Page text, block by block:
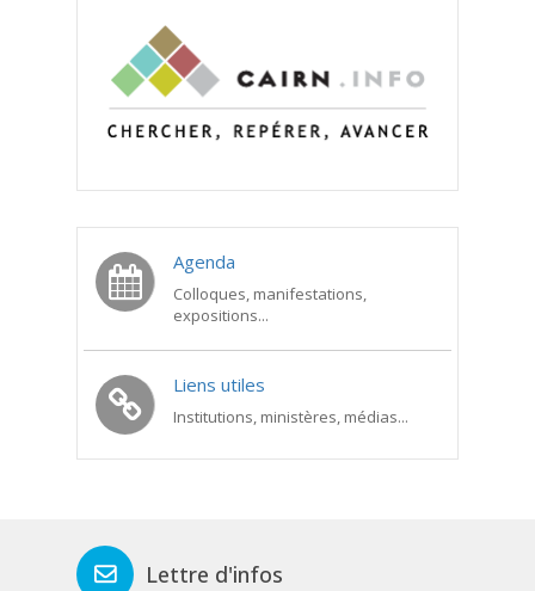
Agenda
Colloques, manifestations,
expositions...
Liens utiles
Institutions, ministères, médias...
Lettre d'infos